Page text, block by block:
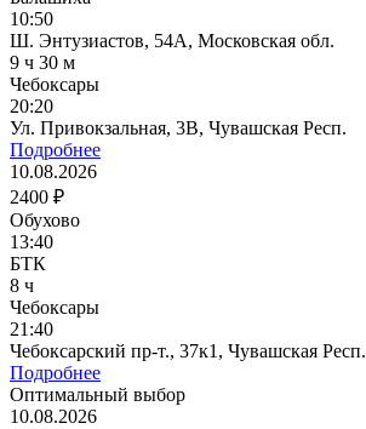
10:50
Ш. Энтузиастов, 54А, Московская обл.
9 ч 30 м
Чебоксары
20:20
Ул. Привокзальная, 3В, Чувашская Респ.
Подробнее
10.08.2026
2400 ₽
Обухово
13:40
БТК
8 ч
Чебоксары
21:40
Чебоксарский пр-т., 37к1, Чувашская Респ.
Подробнее
Оптимальный выбор
10.08.2026